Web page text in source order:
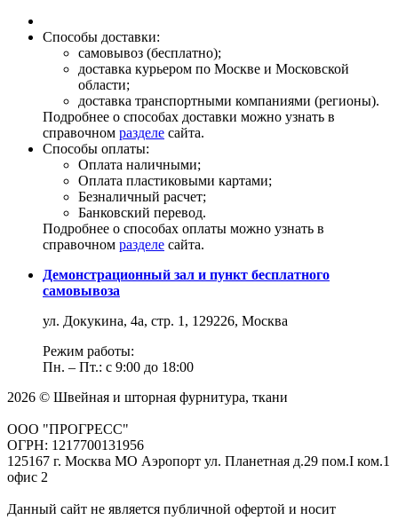
Способы доставки:
самовывоз (бесплатно);
доставка курьером по Москве и Московской
области;
доставка транспортными компаниями (регионы).
Подробнее о способах доставки можно узнать в
справочном разделе сайта.
Способы оплаты:
Оплата наличными;
Оплата пластиковыми картами;
Безналичный расчет;
Банковский перевод.
Подробнее о способах оплаты можно узнать в
справочном разделе сайта.
Демонстрационный зал и пункт бесплатного
самовывоза
ул. Докукина, 4а, стр. 1, 129226, Москва
Режим работы:
Пн. – Пт.: с 9:00 до 18:00
2026 © Швейная и шторная фурнитура, ткани
ООО "ПРОГРЕСС"
ОГРН: 1217700131956
125167 г. Москва МО Аэропорт ул. Планетная д.29 пом.I ком.1
офис 2
Данный сайт не является публичной офертой и носит